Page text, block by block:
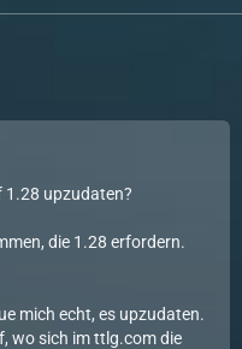
1.28 upzudaten?
die 1.28 erfordern.
mich echt, es upzudaten.
wo sich im ttlg.com die